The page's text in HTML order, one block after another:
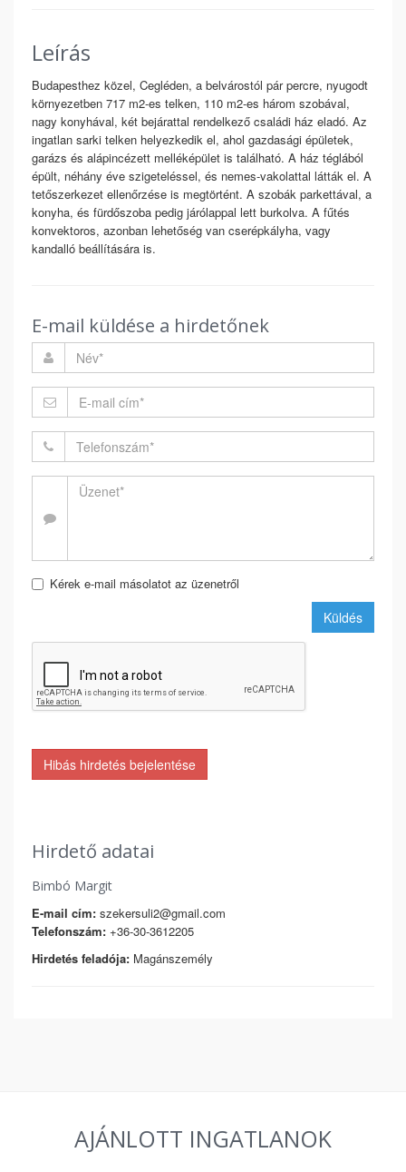
Leírás
Budapesthez közel, Cegléden, a belvárostól pár percre, nyugodt
környezetben 717 m2-es telken, 110 m2-es három szobával,
nagy konyhával, két bejárattal rendelkező családi ház eladó. Az
ingatlan sarki telken helyezkedik el, ahol gazdasági épületek,
garázs és alápincézett melléképület is található. A ház téglából
épült, néhány éve szigeteléssel, és nemes-vakolattal látták el. A
tetőszerkezet ellenőrzése is megtörtént. A szobák parkettával, a
konyha, és fürdőszoba pedig járólappal lett burkolva. A fűtés
konvektoros, azonban lehetőség van cserépkályha, vagy
kandalló beállítására is.
E-mail küldése a hirdetőnek
Kérek e-mail másolatot az üzenetről
Küldés
Hibás hirdetés bejelentése
Hirdető adatai
Bimbó Margit
E-mail cím: szekersuli2@gmail.com
Telefonszám: +36-30-3612205
Hirdetés feladója: Magánszemély
AJÁNLOTT INGATLANOK